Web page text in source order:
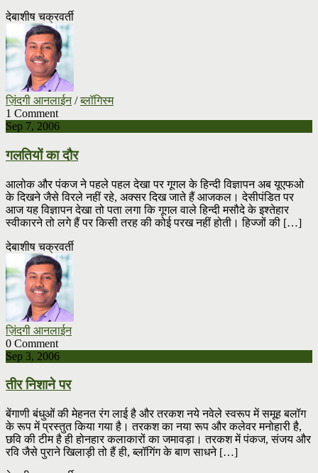
देबाशीष चक्रवर्ती
ज़िंदगी आनलाईन/ब्लॉगिस्म
1 Comment
Sep 7, 2006
गलतियों का दौर
आलोक और पंकज ने पहले पहल देखा पर गूगल के हिन्दी विज्ञापन अब यूएफओ
के दिखने जैसे विरले नहीं रहे, अक्सर दिख जाते हैं आजकल। देसीपंडित पर
आज यह विज्ञापन देखा तो पता लगा कि गूगल वाले हिन्दी मसौदे के इश्तेहार
स्वीकारने तो लगे हैं पर किसी तरह की कोई परख नहीं होती। हिज्जों की […]
देबाशीष चक्रवर्ती
ज़िंदगी आनलाईन
0 Comment
Sep 3, 2006
तीर निशाने पर
बेंगाणी बंधुओं की मेहनत रंग लाई है और तरकश नये नवेले स्वरूप में समूह बलॉग
के रूप में प्रस्तुत किया गया है। तरकश का नया रूप और कलेवर मनोहारी है,
छवि की टीम है ही होनहार कलाकारों का जमावड़ा। तरकश में पंकज, संजय और
रवि जैसे पुराने खिलाड़ी तो हैं ही, ब्लॉगिंग के बाण साधने […]